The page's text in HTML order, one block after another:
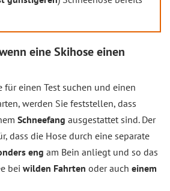
eine Skihose einen
für einen Test suchen und einen
werden Sie feststellen, dass
Schneefang ausgestattet sind. Der
dass die Hose durch eine separate
eng am Bein anliegt und so das
bei wilden Fahrten oder auch einem